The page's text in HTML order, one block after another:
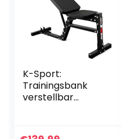
K-Sport:
Trainingsbank
verstellbar
Kurz &